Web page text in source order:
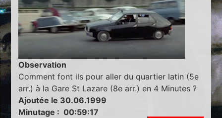
Observation
Comment font ils pour aller du quartier latin (5e
arr.) à la Gare St Lazare (8e arr.) en 4 Minutes ?
Ajoutée le 30.06.1999
Minutage : 00:59:17